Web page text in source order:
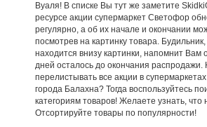
Вуаля! В списке Вы тут же заметите
ресурсе акции супермаркет Светофор
регулярно, а об их начале и окончании
посмотрев на картинку товара.
находится внизу картинки, напомнит Вам
дней осталось до окончания распродажи.
перелистывать все акции в
города Балахна? Тогда воспользуйтесь
категориям товаров! Желаете узнать, что
Отсортируйте товары по популярности!